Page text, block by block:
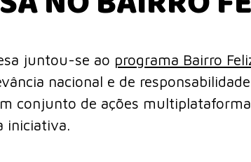
juntou-se ao programa Bairro
nacional e de
conjunto de ações
iniciativa.